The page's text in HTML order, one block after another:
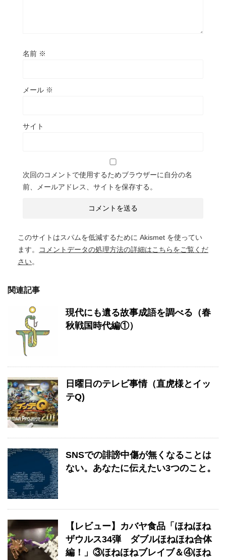
名前 ※
メール ※
サイト
次回のコメントで使用するためブラウザーに自分の名
前、メールアドレス、サイトを保存する。
このサイトはスパムを低減するために Akismet を使ってい
ます。
コメントデータの処理方法の詳細はこちらをご覧くだ
さい。
関連記事
現代にも遺る故事成語を調べる（春
秋戦国時代編①）
日曜日のテレビ事情（直虎様とイッ
テQ)
SNSでの誹謗中傷が無くなることは
ない。あなたに伝えたい3つのこと。
【レビュー】カバヤ食品「ほねほね
ザウルス34弾 ダブルほねほね合体
編！」③ほねほねブレイブ＆④ほね